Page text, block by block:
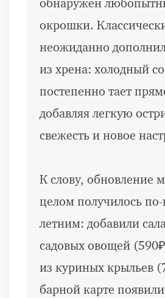
обнаружен
окрошки.
неожиданно
из хрена: холодный
постепенно тает
добавляя легкую
свежесть и новое
К слову, обновление
целом получилось
летним: добавили
садовых овощей
из куриных крыльев
барной карте